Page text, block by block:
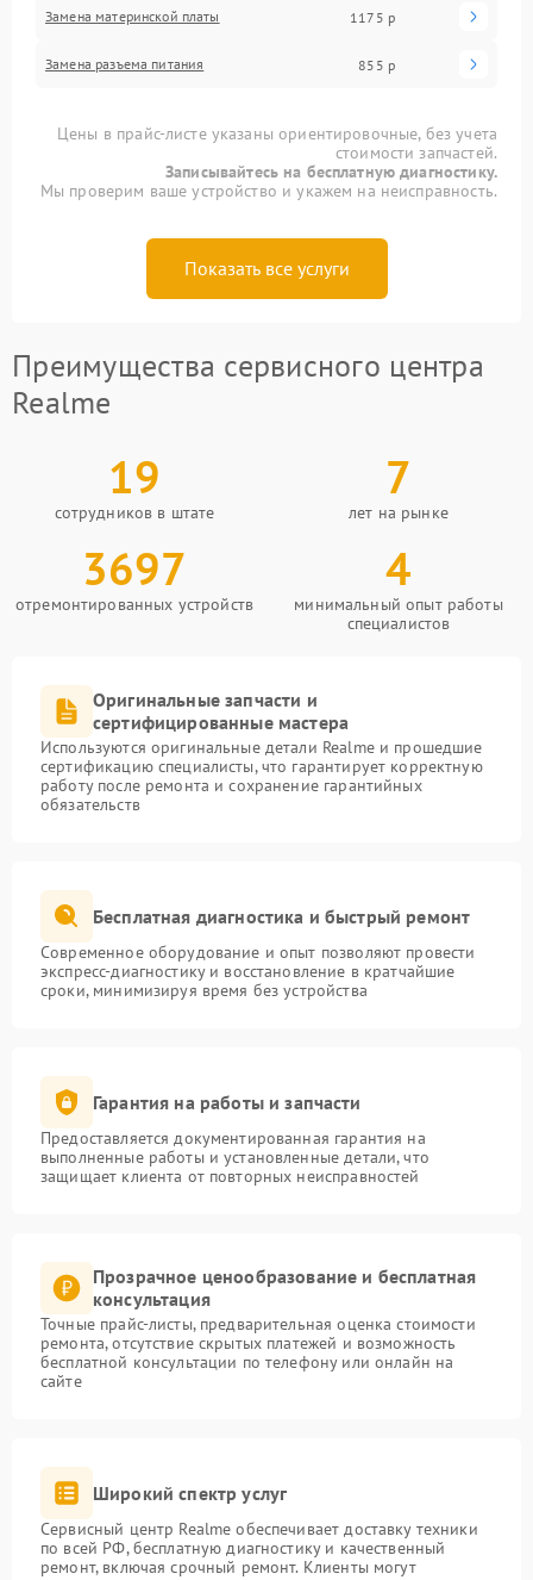
Замена материнской платы 1175 р
Замена разъема питания 855 р
Цены в прайс-листе указаны ориентировочные, без учета
стоимости запчастей.
Записывайтесь на бесплатную диагностику.
Мы проверим ваше устройство и укажем на неисправность.
Показать все услуги
Преимущества сервисного центра
Realme
19
сотрудников в штате
7
лет на рынке
3697
отремонтированных устройств
4
минимальный опыт работы
специалистов
Оригинальные запчасти и
сертифицированные мастера
Используются оригинальные детали Realme и прошедшие
сертификацию специалисты, что гарантирует корректную
работу после ремонта и сохранение гарантийных
обязательств
Бесплатная диагностика и быстрый ремонт
Современное оборудование и опыт позволяют провести
экспресс-диагностику и восстановление в кратчайшие
сроки, минимизируя время без устройства
Гарантия на работы и запчасти
Предоставляется документированная гарантия на
выполненные работы и установленные детали, что
защищает клиента от повторных неисправностей
Прозрачное ценообразование и бесплатная
консультация
Точные прайс-листы, предварительная оценка стоимости
ремонта, отсутствие скрытых платежей и возможность
бесплатной консультации по телефону или онлайн на
сайте
Широкий спектр услуг
Сервисный центр Realme обеспечивает доставку техники
по всей РФ, бесплатную диагностику и качественный
ремонт, включая срочный ремонт. Клиенты могут